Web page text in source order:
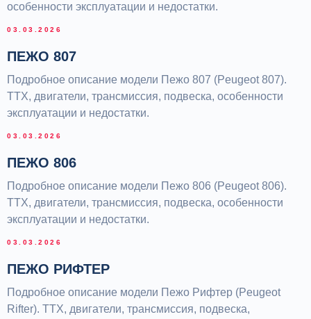
особенности эксплуатации и недостатки.
03.03.2026
ПЕЖО 807
Подробное описание модели Пежо 807 (Peugeot 807).
ТТХ, двигатели, трансмиссия, подвеска, особенности
эксплуатации и недостатки.
03.03.2026
ПЕЖО 806
Подробное описание модели Пежо 806 (Peugeot 806).
ТТХ, двигатели, трансмиссия, подвеска, особенности
эксплуатации и недостатки.
03.03.2026
ПЕЖО РИФТЕР
Подробное описание модели Пежо Рифтер (Peugeot
Rifter). ТТХ, двигатели, трансмиссия, подвеска,